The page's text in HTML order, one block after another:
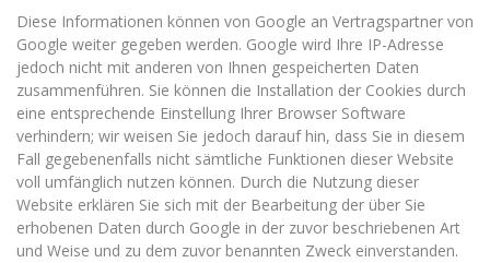
Diese Informationen können von Google an Vertragspartner von
Google weiter gegeben werden. Google wird Ihre IP-Adresse
jedoch nicht mit anderen von Ihnen gespeicherten Daten
zusammenführen. Sie können die Installation der Cookies durch
eine entsprechende Einstellung Ihrer Browser Software
verhindern; wir weisen Sie jedoch darauf hin, dass Sie in diesem
Fall gegebenenfalls nicht sämtliche Funktionen dieser Website
voll umfänglich nutzen können. Durch die Nutzung dieser
Website erklären Sie sich mit der Bearbeitung der über Sie
erhobenen Daten durch Google in der zuvor beschriebenen Art
und Weise und zu dem zuvor benannten Zweck einverstanden.